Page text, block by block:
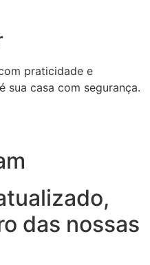
praticidade e
sua casa com segurança.
das nossas